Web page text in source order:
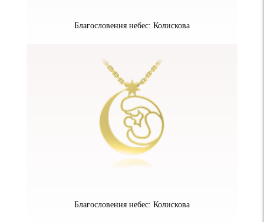
Благословення небес: Колискова
Благословення небес: Колискова